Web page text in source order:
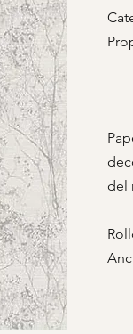
del